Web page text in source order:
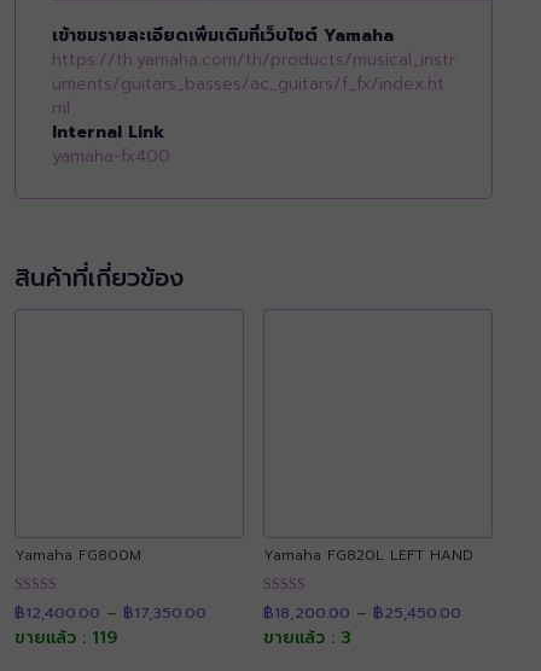
เข้าชมรายละเอียดเพิ่มเติมที่เว็บไซต์ Yamaha
https://th.yamaha.com/th/products/musical_instr
uments/guitars_basses/ac_guitars/f_fx/index.ht
ml
Internal Link
yamaha-fx400
สินค้าที่เกี่ยวข้อง
Yamaha FG800M
ให้คะแนน
4.90
ตั้งแต่ 1-5
฿12,400.00 – ฿17,350.00
฿12,400.00
through
ขายแล้ว : 119
Yamaha FG820L LEFT HAND
ให้คะแนน
4.91
ตั้งแต่ 1-5
฿18,200.00 – ฿25,450.00range:
ขายแล้ว : 3